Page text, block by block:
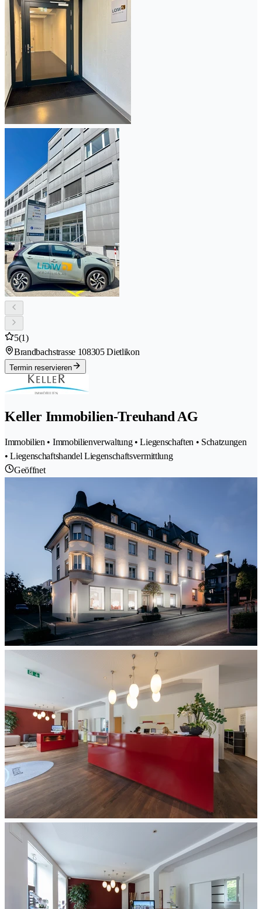
5(1)
Brandbachstrasse 108305 Dietlikon
Termin reservieren
Keller Immobilien-Treuhand AG
Immobilien • Immobilienverwaltung • Liegenschaften • Schatzungen
• Liegenschaftshandel Liegenschaftsvermittlung
Geöffnet